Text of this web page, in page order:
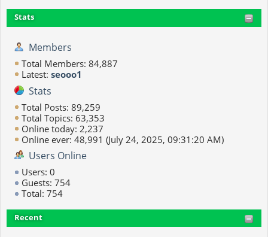
Stats
Members
Total Members: 84,887
Latest: seooo1
Stats
Total Posts: 89,259
Total Topics: 63,353
Online today: 2,237
Online ever: 48,991 (July 24, 2025, 09:31:20 AM)
Users Online
Users: 0
Guests: 754
Total: 754
Recent